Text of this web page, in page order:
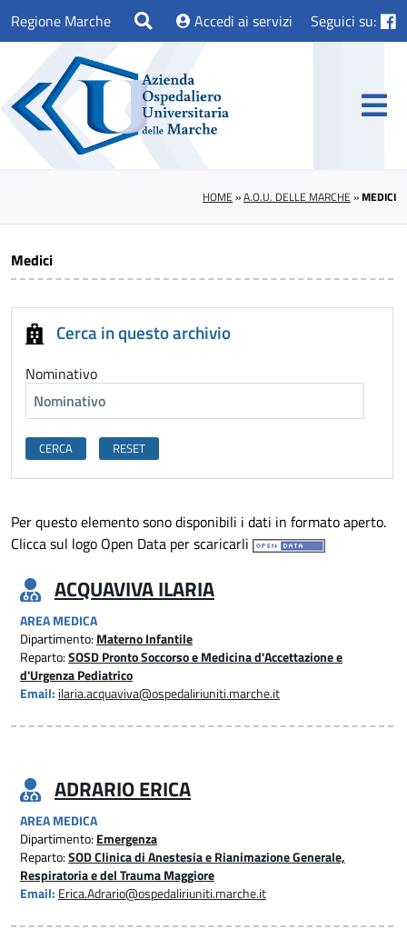
Regione Marche Accedi ai servizi Seguici su:
HOME »A.O.U. DELLE MARCHE »MEDICI
Medici
Cerca in questo archivio
Nominativo
Per questo elemento sono disponibili i dati in formato aperto.
Clicca sul logo Open Data per scaricarli
ACQUAVIVA ILARIA
AREA MEDICA
Dipartimento: Materno Infantile
Reparto:SOSD Pronto Soccorso e Medicina d'Accettazione e
d'Urgenza Pediatrico
Email: ilaria.acquaviva@ospedaliriuniti.marche.it
ADRARIO ERICA
AREA MEDICA
Dipartimento: Emergenza
Reparto:SOD Clinica di Anestesia e Rianimazione Generale,
Respiratoria e del Trauma Maggiore
Email: Erica.Adrario@ospedaliriuniti.marche.it